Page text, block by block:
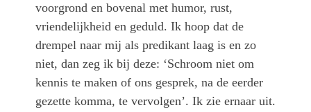
voorgrond en bovenal met humor, rust,
vriendelijkheid en geduld. Ik hoop dat de
drempel naar mij als predikant laag is en zo
niet, dan zeg ik bij deze: ‘Schroom niet om
kennis te maken of ons gesprek, na de eerder
gezette komma, te vervolgen’. Ik zie ernaar uit.